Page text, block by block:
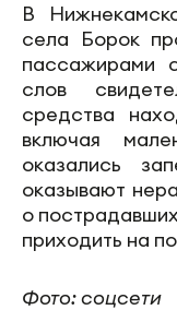
В
села Борок
пассажирами
слов
средства
включая
оказались
оказывают
о
приходить на
Фото: соцсети